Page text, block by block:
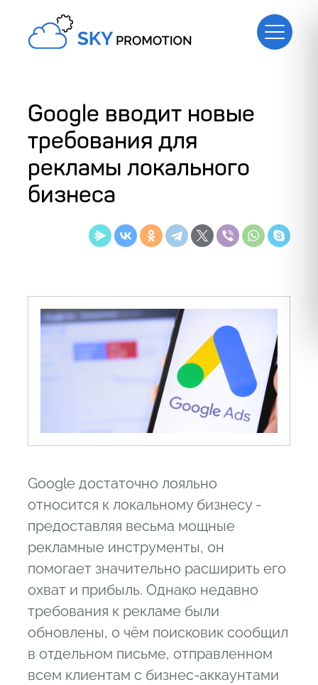
Google вводит новые
требования для
рекламы локального
бизнеса
Google достаточно лояльно
относится к локальному бизнесу -
предоставляя весьма мощные
рекламные инструменты, он
помогает значительно расширить его
охват и прибыль. Однако недавно
требования к рекламе были
обновлены, о чём поисковик сообщил
в отдельном письме, отправленном
всем клиентам с бизнес-аккаунтами